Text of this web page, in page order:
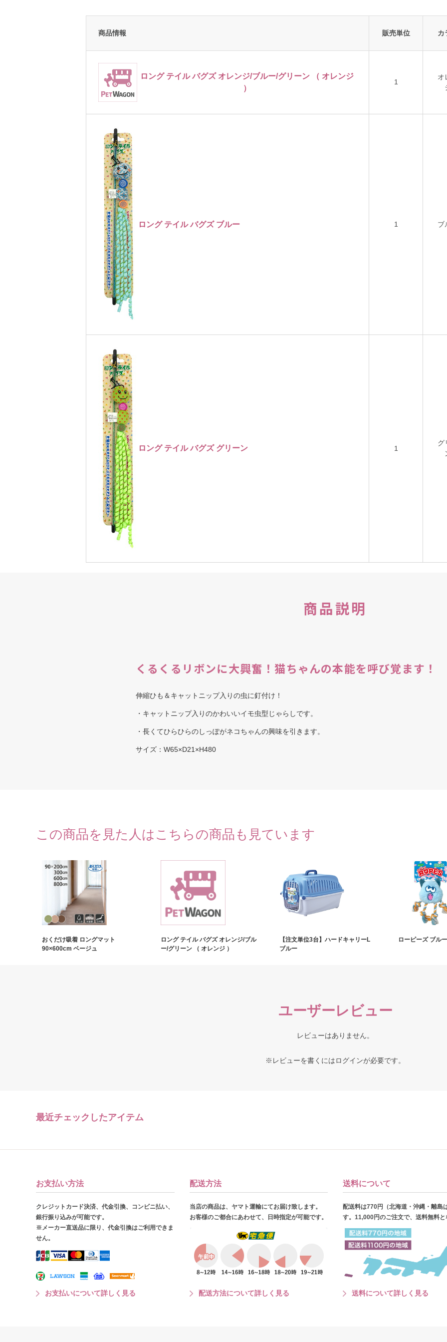
商品情報 販売単位 カ
ロング テイル バグズ オレンジ/ブルー/グリーン （ オレンジ
）
1
オ
ロング テイル バグズ ブルー 1 ブ
ロング テイル バグズ グリーン 1
グ
商品説明
くるくるリボンに大興奮！猫ちゃんの本能を呼び覚ます！
伸縮ひも＆キャットニップ入りの虫に釘付け！
・キャットニップ入りのかわいいイモ虫型じゃらしです。
・長くてひらひらのしっぽがネコちゃんの興味を引きます。
サイズ： W65×D21×H480
この商品を見た人はこちらの商品も見ています
おくだけ吸着 ロングマット
90×600cm ベージュ
ロング テイル バグズ オレンジ/ブル
ー/グリーン （ オレンジ ）
【注文単位3台】ハードキャリーL
ブルー
ローピーズ ブルー
ユーザーレビュー
レビューはありません。
※レビューを書くにはログインが必要です。
最近チェックしたアイテム
お支払い方法
クレジットカード決済、代金引換、コンビニ払い、
銀行振り込みが可能です。
※メーカー直送品に限り、代金引換はご利用できま
せん。
お支払いについて詳しく見る
配送方法
当店の商品は、ヤマト運輸にてお届け致します。
お客様のご都合にあわせて、日時指定が可能です。
配送方法について詳しく見る
送料について
配送料は770円（北海道・沖縄・離島
す。11,000円のご注文で、送料無料と
送料について詳しく見る